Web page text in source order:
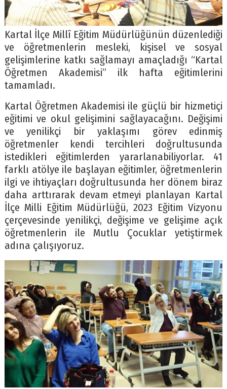
Kartal İlçe Millî Eğitim Müdürlüğünün düzenlediği
ve öğretmenlerin mesleki, kişisel ve sosyal
gelişimlerine katkı sağlamayı amaçladığı “Kartal
Öğretmen Akademisi” ilk hafta eğitimlerini
tamamladı.
Kartal Öğretmen Akademisi ile güçlü bir hizmetiçi
eğitimi ve okul gelişimini sağlayacağını. Değişimi
ve yenilikçi bir yaklaşımı görev edinmiş
öğretmenler kendi tercihleri doğrultusunda
istedikleri eğitimlerden yararlanabiliyorlar. 41
farklı atölye ile başlayan eğitimler, öğretmenlerin
ilgi ve ihtiyaçları doğrultusunda her dönem biraz
daha arttırarak devam etmeyi planlayan Kartal
İlçe Milli Eğitim Müdürlüğü, 2023 Eğitim Vizyonu
çerçevesinde yenilikçi, değişime ve gelişime açık
öğretmenlerin ile Mutlu Çocuklar yetiştirmek
adına çalışıyoruz.